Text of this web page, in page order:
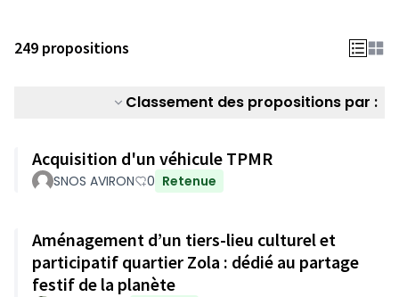
249 propositions
Classement des propositions par :
Acquisition d'un véhicule TPMR
SNOS AVIRON 0 Retenue
Aménagement d’un tiers-lieu culturel et
participatif quartier Zola : dédié au partage
festif de la planète